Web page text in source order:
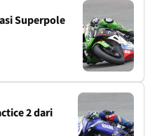
Superpole
2 dari